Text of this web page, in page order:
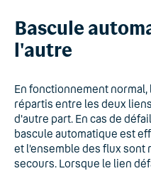
Bascule
l'autre
En fonctionnement
répartis entre les deux
d'autre part. En cas de
bascule automatique est
et l’ensemble des flux
secours. Lorsque le lien